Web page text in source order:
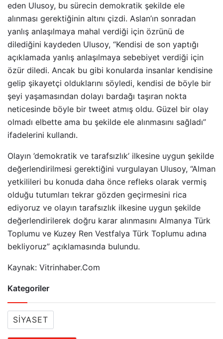
eden Ulusoy, bu sürecin demokratik şekilde ele
alınması gerektiğinin altını çizdi. Aslan’ın sonradan
yanlış anlaşılmaya mahal verdiği için özrünü de
dilediğini kaydeden Ulusoy, “Kendisi de son yaptığı
açıklamada yanlış anlaşılmaya sebebiyet verdiği için
özür diledi. Ancak bu gibi konularda insanlar kendisine
gelip şikayetçi olduklarını söyledi, kendisi de böyle bir
şeyi yaşamasından dolayı bardağı taşıran nokta
neticesinde böyle bir tweet atmış oldu. Güzel bir olay
olmadı elbette ama bu şekilde ele alınmasını sağladı”
ifadelerini kullandı.
Olayın ’demokratik ve tarafsızlık’ ilkesine uygun şekilde
değerlendirilmesi gerektiğini vurgulayan Ulusoy, “Alman
yetkilileri bu konuda daha önce refleks olarak vermiş
olduğu tutumları tekrar gözden geçirmesini rica
ediyoruz ve olayın tarafsızlık ilkesine uygun şekilde
değerlendirilerek doğru karar alınmasını Almanya Türk
Toplumu ve Kuzey Ren Vestfalya Türk Toplumu adına
bekliyoruz” açıklamasında bulundu.
Kaynak: Vitrinhaber.Com
Kategoriler
SIYASET